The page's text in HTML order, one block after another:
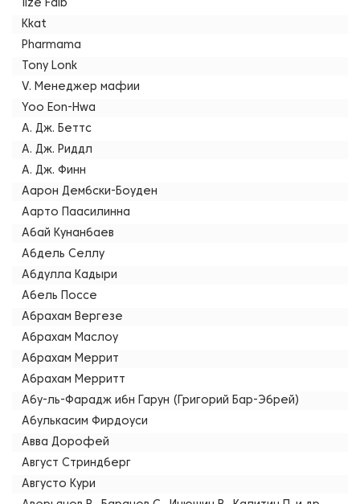
Ilze Falb
Kkat
Pharmama
Tony Lonk
V. Менеджер мафии
Yoo Eon-Hwa
А. Дж. Беттс
А. Дж. Риддл
А. Дж. Финн
Аарон Дембски-Боуден
Аарто Паасилинна
Абай Кунанбаев
Абдель Селлу
Абдулла Кадыри
Абель Поссе
Абрахам Вергезе
Абрахам Маслоу
Абрахам Меррит
Абрахам Мерритт
Абу-ль-Фарадж ибн Гарун (Григорий Бар-Эбрей)
Абулькасим Фирдоуси
Авва Дорофей
Август Стриндберг
Августо Кури